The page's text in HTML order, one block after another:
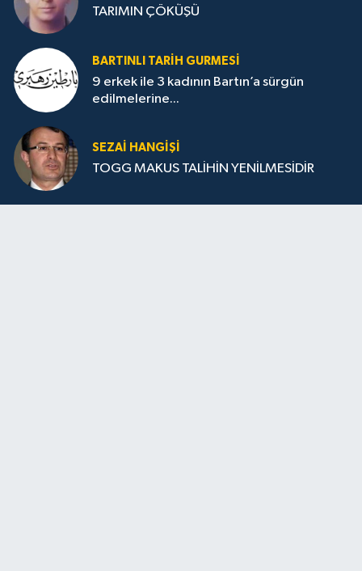
TARIMIN ÇÖKÜŞÜ
BARTINLI TARIH GURMESI
9 erkek ile 3 kadının Bartın’a sürgün
edilmelerine...
SEZAI HANGİŞİ
TOGG MAKUS TALİHİN YENİLMESİDİR